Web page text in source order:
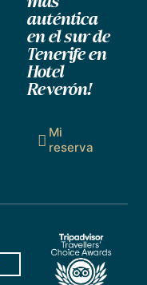
auténtica
en el sur de
Tenerife en
Hotel
Reverón!
Mi
reserva